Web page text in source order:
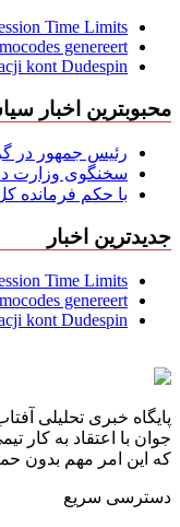
Time Limits
genereert
kont Dudespin
محبوبترین اخبار
رئیس جمهور در
سخنگوی وزارت
با حکم فرمانده
جدیدترین اخبار
Time Limits
genereert
kont Dudespin
پایگاه خبری تحلیلی
جوان با اعتقاد به کار
که این امر مهم بدون
دسترسی سریع